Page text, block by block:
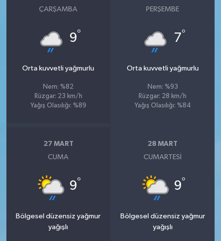
ÇARŞAMBA
9°
Orta kuvvetli yağmurlu
Nem: %82
Rüzgar: 23 km/h
Yağış Olasılığı: %89
PERŞEMBE
7°
Orta kuvvetli yağmurlu
Nem: %93
Rüzgar: 28 km/h
Yağış Olasılığı: %84
27 MART
CUMA
9°
Bölgesel düzensiz yağmur
yağışlı
28 MART
CUMARTESI
9°
Bölgesel düzensiz yağmur
yağışlı